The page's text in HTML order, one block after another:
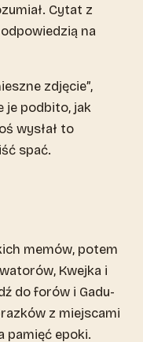
Cytat z
na
zdjęcie”,
je podbito, jak
wysłał to
spać.
memów, potem
Kwejka i
do forów i Gadu-
z miejscami
pamięć epoki.